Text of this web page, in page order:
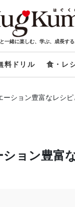
一緒に楽しむ、学ぶ、成長する
料ドリル 食・レ
ション豊富なレシ
ョン豊富